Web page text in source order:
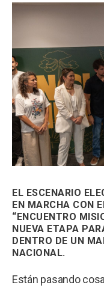
EL ESCENARIO
EN MARCHA CON
“ENCUENTRO
NUEVA ETAPA
DENTRO DE UN
NACIONAL.
Están pasando